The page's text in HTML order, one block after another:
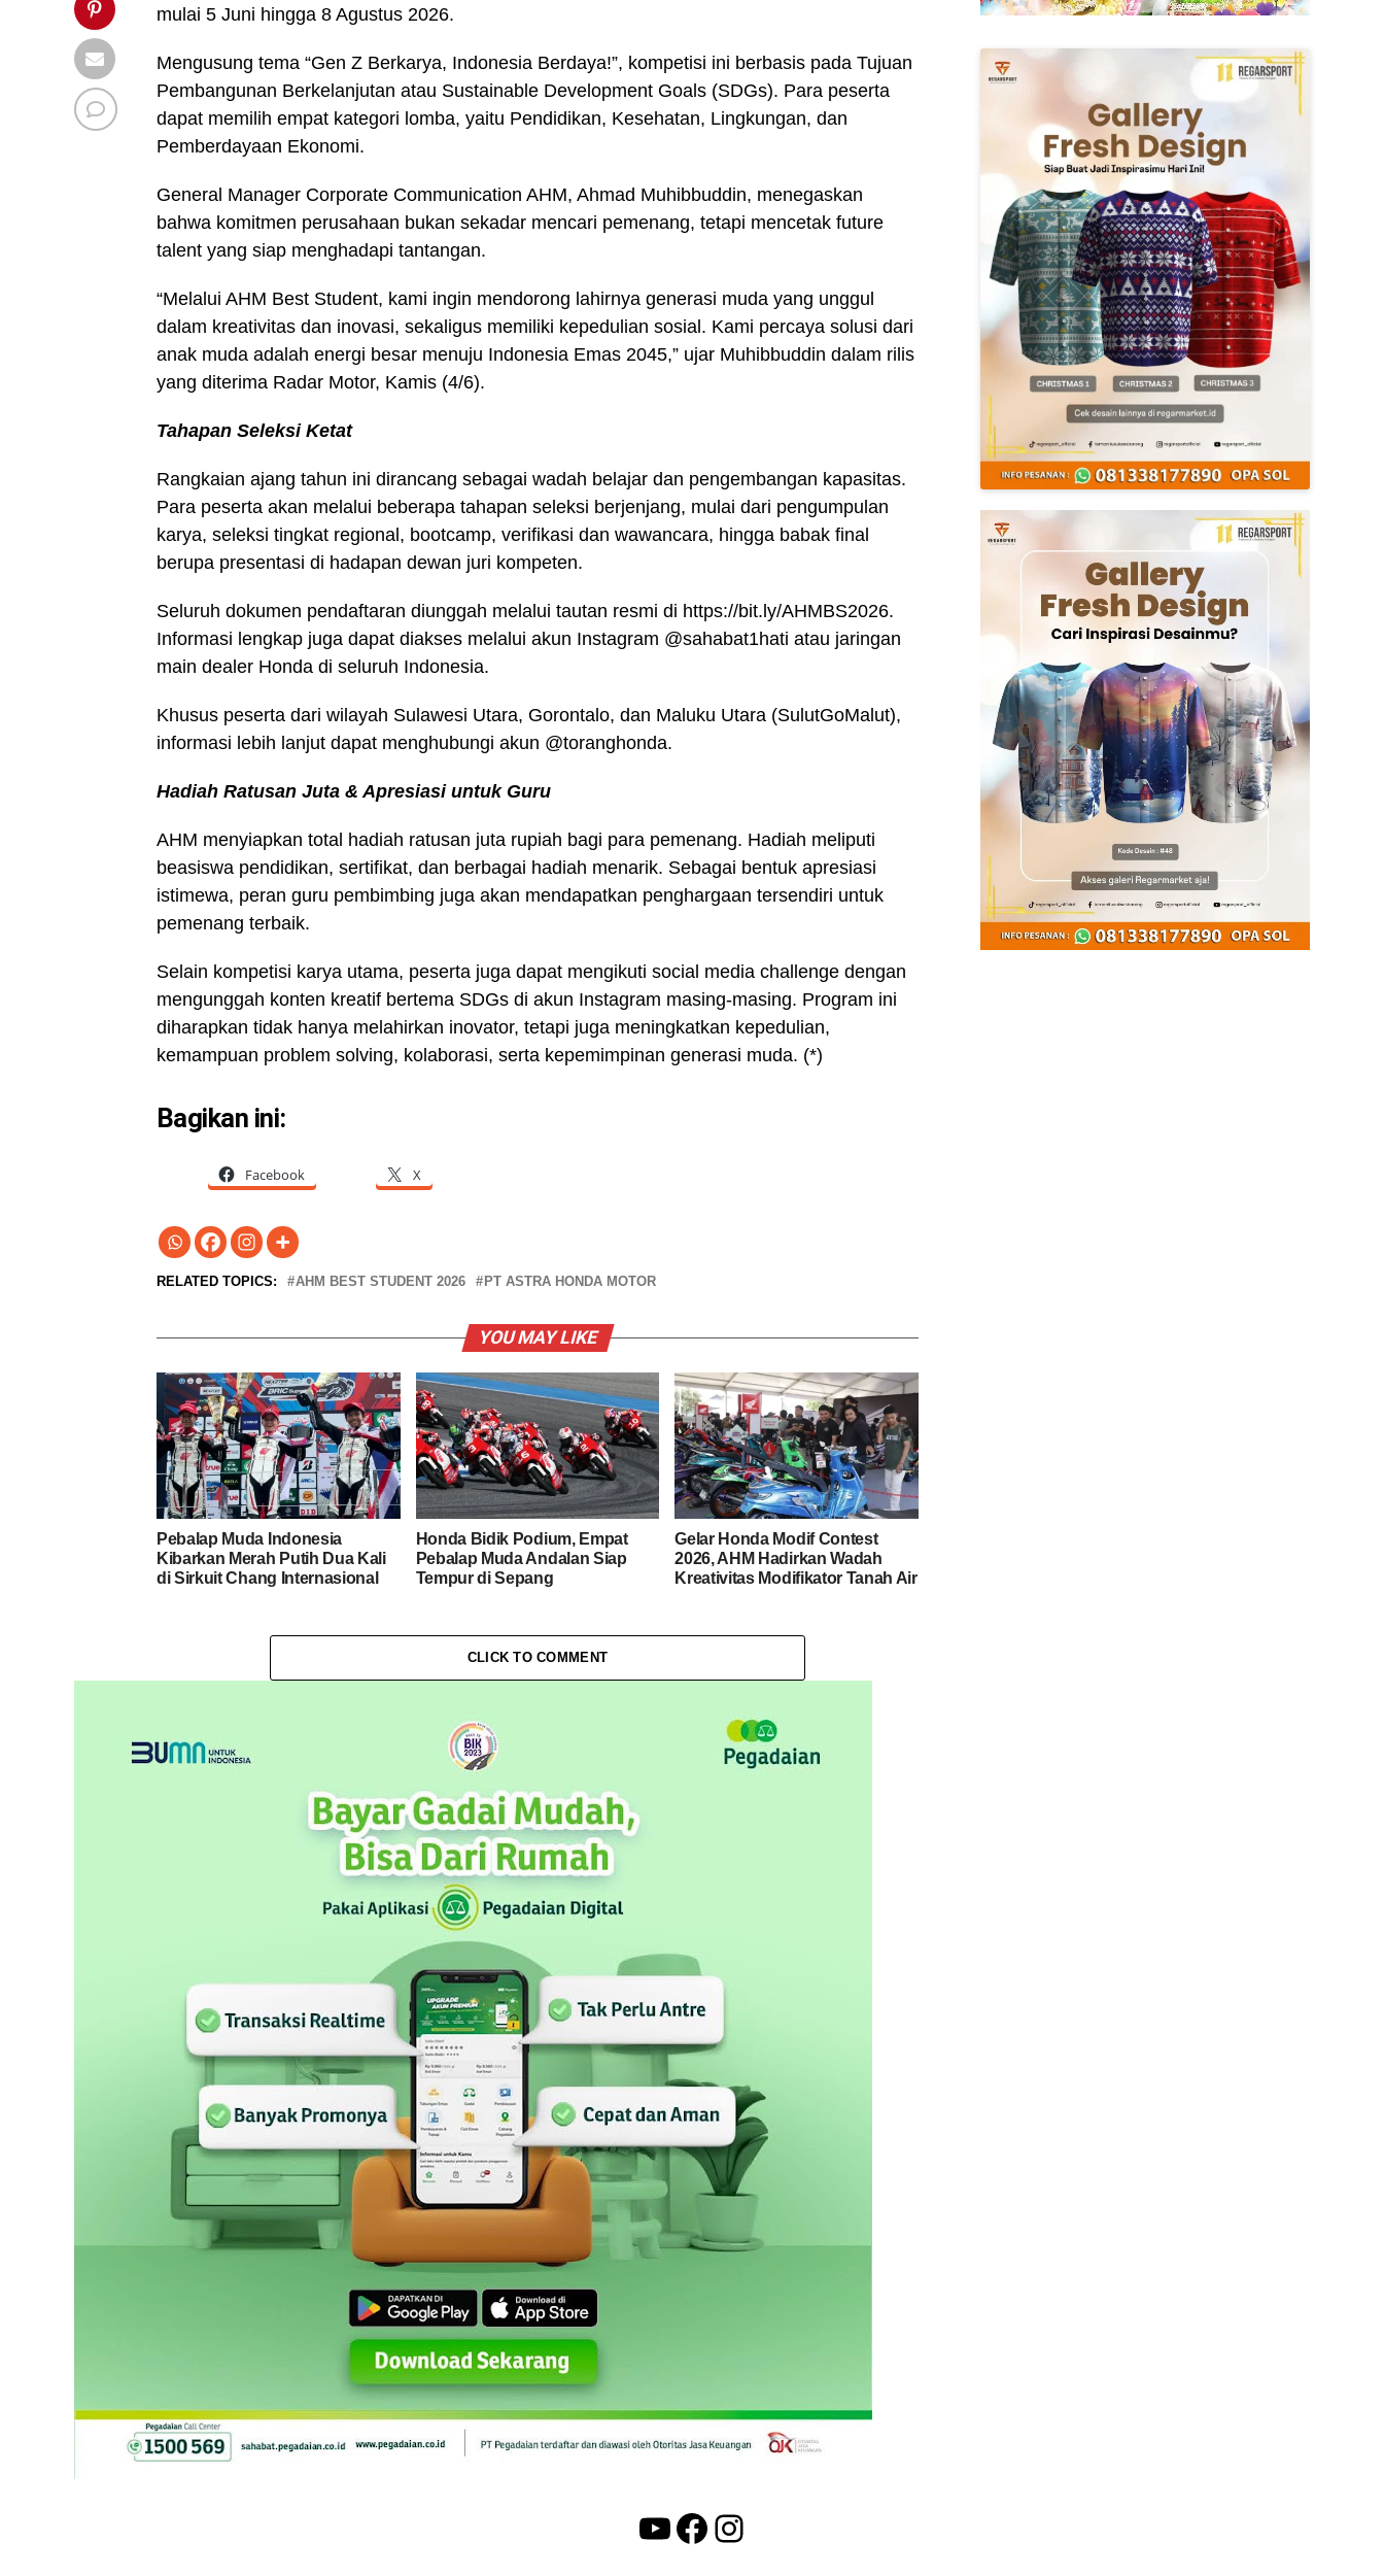
mulai 5 Juni hingga 8 Agustus 2026.
Mengusung tema “Gen Z Berkarya, Indonesia Berdaya!”, kompetisi ini berbasis pada Tujuan
Pembangunan Berkelanjutan atau Sustainable Development Goals (SDGs). Para peserta
dapat memilih empat kategori lomba, yaitu Pendidikan, Kesehatan, Lingkungan, dan
Pemberdayaan Ekonomi.
General Manager Corporate Communication AHM, Ahmad Muhibbuddin, menegaskan
bahwa komitmen perusahaan bukan sekadar mencari pemenang, tetapi mencetak future
talent yang siap menghadapi tantangan.
“Melalui AHM Best Student, kami ingin mendorong lahirnya generasi muda yang unggul
dalam kreativitas dan inovasi, sekaligus memiliki kepedulian sosial. Kami percaya solusi dari
anak muda adalah energi besar menuju Indonesia Emas 2045,” ujar Muhibbuddin dalam rilis
yang diterima Radar Motor, Kamis (4/6).
Tahapan Seleksi Ketat
Rangkaian ajang tahun ini dirancang sebagai wadah belajar dan pengembangan kapasitas.
Para peserta akan melalui beberapa tahapan seleksi berjenjang, mulai dari pengumpulan
karya, seleksi tingkat regional, bootcamp, verifikasi dan wawancara, hingga babak final
berupa presentasi di hadapan dewan juri kompeten.
Seluruh dokumen pendaftaran diunggah melalui tautan resmi di https://bit.ly/AHMBS2026.
Informasi lengkap juga dapat diakses melalui akun Instagram @sahabat1hati atau jaringan
main dealer Honda di seluruh Indonesia.
Khusus peserta dari wilayah Sulawesi Utara, Gorontalo, dan Maluku Utara (SulutGoMalut),
informasi lebih lanjut dapat menghubungi akun @toranghonda.
Hadiah Ratusan Juta & Apresiasi untuk Guru
AHM menyiapkan total hadiah ratusan juta rupiah bagi para pemenang. Hadiah meliputi
beasiswa pendidikan, sertifikat, dan berbagai hadiah menarik. Sebagai bentuk apresiasi
istimewa, peran guru pembimbing juga akan mendapatkan penghargaan tersendiri untuk
pemenang terbaik.
Selain kompetisi karya utama, peserta juga dapat mengikuti social media challenge dengan
mengunggah konten kreatif bertema SDGs di akun Instagram masing-masing. Program ini
diharapkan tidak hanya melahirkan inovator, tetapi juga meningkatkan kepedulian,
kemampuan problem solving, kolaborasi, serta kepemimpinan generasi muda. (*)
Bagikan ini:
Facebook X
RELATED TOPICS: AHM BEST STUDENT 2026 PT ASTRA HONDA MOTOR
YOU MAY LIKE
Pebalap Muda Indonesia
Kibarkan Merah Putih Dua Kali
di Sirkuit Chang Internasional
Honda Bidik Podium, Empat
Pebalap Muda Andalan Siap
Tempur di Sepang
Gelar Honda Modif Contest
2026, AHM Hadirkan Wadah
Kreativitas Modifikator Tanah Air
CLICK TO COMMENT
YouTube
Facebook
Instagram